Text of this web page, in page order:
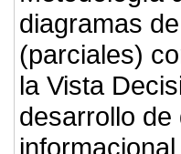
diagramas
(parciales)
la Vista
desarrollo